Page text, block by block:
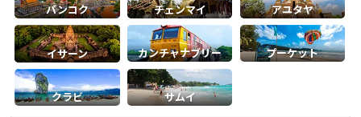
バンコク チェンマイ アユタヤ
イサーン カンチャナブリー プーケット
クラビ サムイ